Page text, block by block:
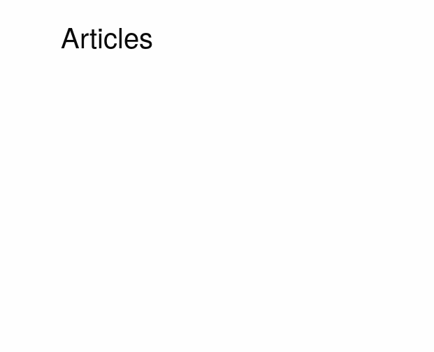
Articles